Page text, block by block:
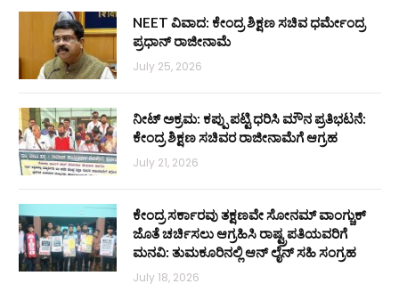
NEET ವಿವಾದ: ಕೇಂದ್ರ ಶಿಕ್ಷಣ ಸಚಿವ ಧರ್ಮೇಂದ್ರ
ಪ್ರಧಾನ್ ರಾಜೀನಾಮೆ
July 25, 2026
ನೀಟ್ ಅಕ್ರಮ: ಕಪ್ಪು ಪಟ್ಟಿ ಧರಿಸಿ ಮೌನ ಪ್ರತಿಭಟನೆ:
ಕೇಂದ್ರ ಶಿಕ್ಷಣ ಸಚಿವರ ರಾಜೀನಾಮೆಗೆ ಆಗ್ರಹ
July 21, 2026
ಕೇಂದ್ರ ಸರ್ಕಾರವು ತಕ್ಷಣವೇ ಸೋನಮ್ ವಾಂಗ್ಚುಕ್
ಜೊತೆ ಚರ್ಚಿಸಲು ಆಗ್ರಹಿಸಿ ರಾಷ್ಟ್ರಪತಿಯವರಿಗೆ
ಮನವಿ: ತುಮಕೂರಿನಲ್ಲಿ ಆನ್‌ ಲೈನ್ ಸಹಿ ಸಂಗ್ರಹ
July 18, 2026